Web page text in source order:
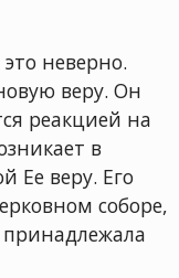
неверно.
веру. Он
реакцией на
в
Ее веру. Его
соборе,